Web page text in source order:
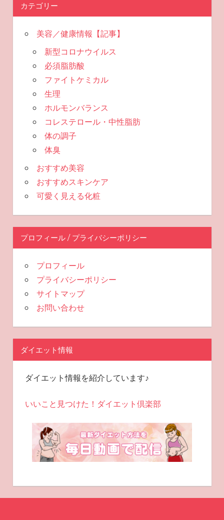
カテゴリー
美容／健康情報【記事】
新型コロナウイルス
必須脂肪酸
ファイトケミカル
生理
ホルモンバランス
コレステロール・中性脂肪
体の調子
体臭
おすすめ美容
おすすめスキンケア
可愛く見える化粧
プロフィール / プライバシーポリシー
プロフィール
プライバシーポリシー
サイトマップ
お問い合わせ
ダイエット情報
ダイエット情報を紹介しています♪
いいこと見つけた！ダイエット倶楽部